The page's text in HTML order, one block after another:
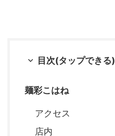
目次(タップできる)
麺彩こはね
アクセス
店内